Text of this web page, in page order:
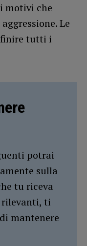
motivi che
Le
tutti i
potrai
sulla
tu riceva
ti
mantenere